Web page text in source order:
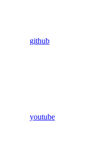
github
youtube